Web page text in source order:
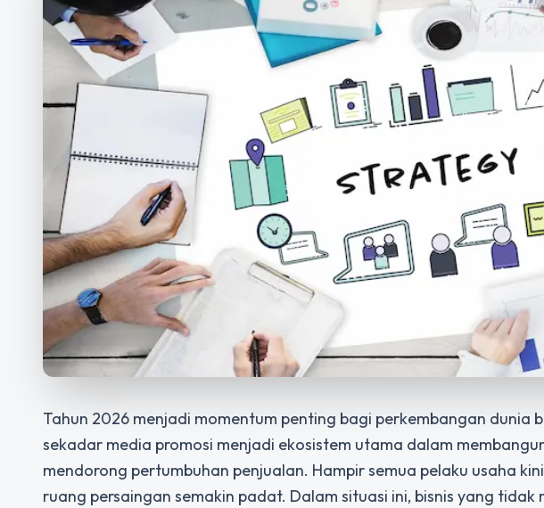
Tahun 2026 menjadi momentum penting bagi perkembangan dunia
sekadar media promosi menjadi ekosistem utama dalam
mendorong pertumbuhan penjualan. Hampir semua pelaku usaha
ruang persaingan semakin padat. Dalam situasi ini, bisnis yang tidak